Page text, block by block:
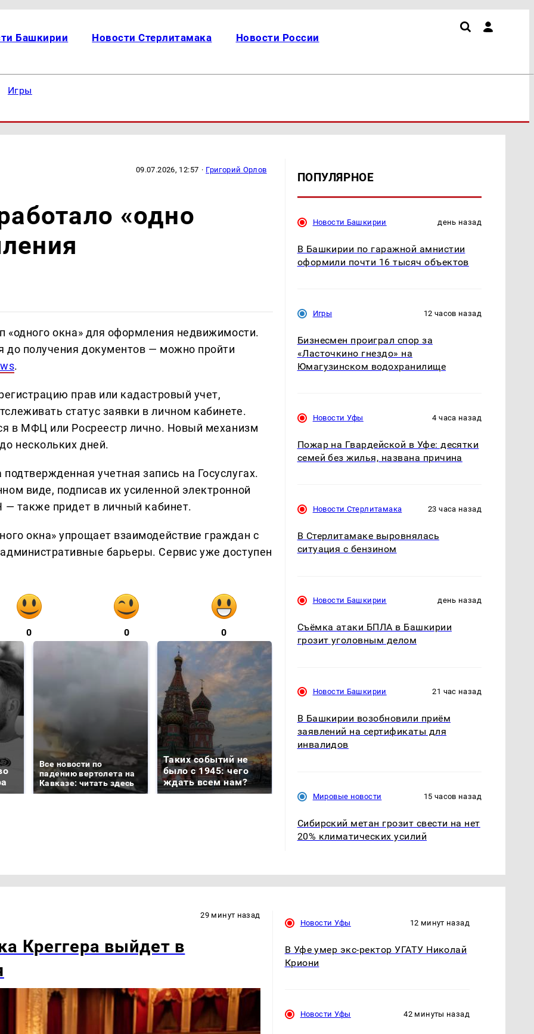
Башкирии Новости Стерлитамака Новости России
Игры
09.07.2026, 12:57 · Григорий Орлов
«одно
«одного окна» для оформления недвижимости.
до получения документов — можно пройти
.
прав или кадастровый учет,
статус заявки в личном кабинете.
в МФЦ или Росреестр лично. Новый механизм
нескольких дней.
учетная запись на Госуслугах.
виде, подписав их усиленной электронной
также придет в личный кабинет.
окна» упрощает взаимодействие граждан с
барьеры. Сервис уже доступен
0 0 0
Все новости по
падению вертолета на
Кавказе: читать здесь
Таких событий не
было с 1945: чего
ждать всем нам?
ПОПУЛЯРНОЕ
Новости Башкирии день назад
В Башкирии по гаражной амнистии
оформили почти 16 тысяч объектов
Игры 12 часов назад
Бизнесмен проиграл спор за
«Ласточкино гнездо» на
Юмагузинском водохранилище
Новости Уфы 4 часа назад
Пожар на Гвардейской в Уфе: десятки
семей без жилья, названа причина
Новости Стерлитамака 23 часа назад
В Стерлитамаке выровнялась
ситуация с бензином
Новости Башкирии день назад
Съёмка атаки БПЛА в Башкирии
грозит уголовным делом
Новости Башкирии 21 час назад
В Башкирии возобновили приём
заявлений на сертификаты для
инвалидов
Мировые новости 15 часов назад
Сибирский метан грозит свести на нет
20% климатических усилий
29 минут назад
Креггера выйдет в
Новости Уфы 12 минут назад
В Уфе умер экс-ректор УГАТУ Николай
Криони
Новости Уфы 42 минуты назад